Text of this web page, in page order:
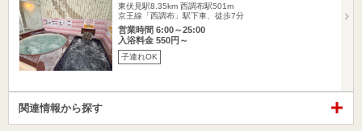
東伏見駅8.35km 西調布駅501m
京王線「西調布」駅下車、徒歩7分
営業時間 6:00～25:00
入浴料金 550円～
子連れOK
関連情報から探す